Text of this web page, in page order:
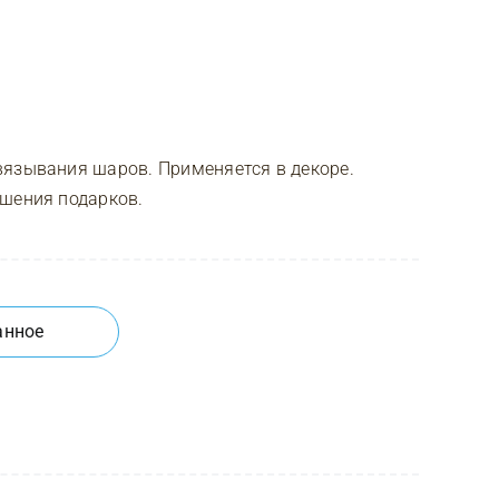
шаров. Применяется в декоре.
подарков.